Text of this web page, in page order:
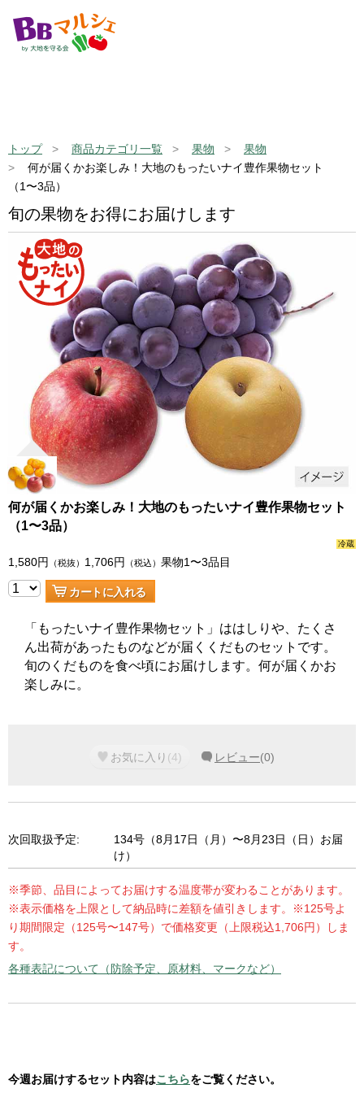
トップ 商品カテゴリ一覧 果物
果物
何が届くかお楽しみ！大地のもったいナイ豊作果物セット
（1〜3品）
旬の果物をお得にお届けします
何が届くかお楽しみ！大地のもったいナイ豊作果物セット
（1〜3品）
冷蔵
1,580円 （税抜） 1,706円 （税込） 果物1〜3品目
カートに入れる
「もったいナイ豊作果物セット」ははしりや、たくさ
ん出荷があったものなどが届くくだものセットです。
旬のくだものを食べ頃にお届けします。何が届くかお
楽しみに。
お気に入り (4) レビュー(0)
次回取扱予定:
134号（8月17日（月）〜8月23日（日）お届
け）
※季節、品目によってお届けする温度帯が変わることがあります。
※表示価格を上限として納品時に差額を値引きします。※125号よ
り期間限定（125号〜147号）で価格変更（上限税込1,706円）しま
す。
各種表記について（防除予定、原材料、マークなど）
今週お届けするセット内容はこちらをご覧ください。